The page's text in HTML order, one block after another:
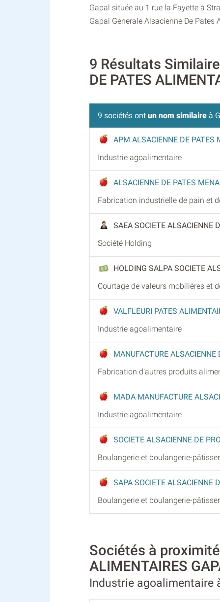
Gapal située au 1 rue la Fayette à
Gapal Generale Alsacienne De
9 Résultats
DE PATES
9 sociétés ont un nom similaire à
APM ALSACIENNE DE PATES
Industrie agoalimentaire
ALSACIENNE DE PATES
Fabrication industrielle de pain et
SAEA SOCIETE ALSACIENNE
Société Holding
HOLDING SALPA SOCIETE
Courtage de valeurs mobilières et
VALFLEURI PATES
Industrie agoalimentaire
MANUFACTURE
Fabrication d'autres produits
MADA MANUFACTURE
Industrie agoalimentaire
SOCIETE ALSACIENNE DE
Boulangerie et boulangerie-
SAPA SOCIETE ALSACIENNE
Boulangerie et boulangerie-
Sociétés à proximité
ALIMENTAIRES
Industrie agoalimentaire